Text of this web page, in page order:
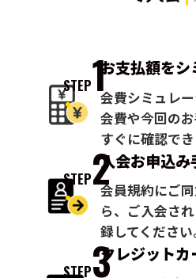
STEP1お支払額をシ
会費シミュレ
会費や今回の
すぐに確認でき
STEP2入会お申込み
会員規約にご
ら、ご入会さ
録してください
STEP3クレジットカ